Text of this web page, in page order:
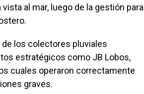
al mar, luego de la gestión para
los colectores pluviales
estratégicos como JB Lobos,
cuales operaron correctamente
graves.